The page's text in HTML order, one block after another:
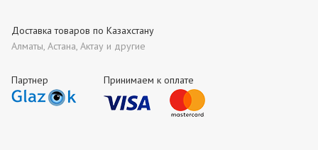
Партнер Принимаем к оплате
Доставка товаров по Казахстану
Алматы, Астана, Актау и другие